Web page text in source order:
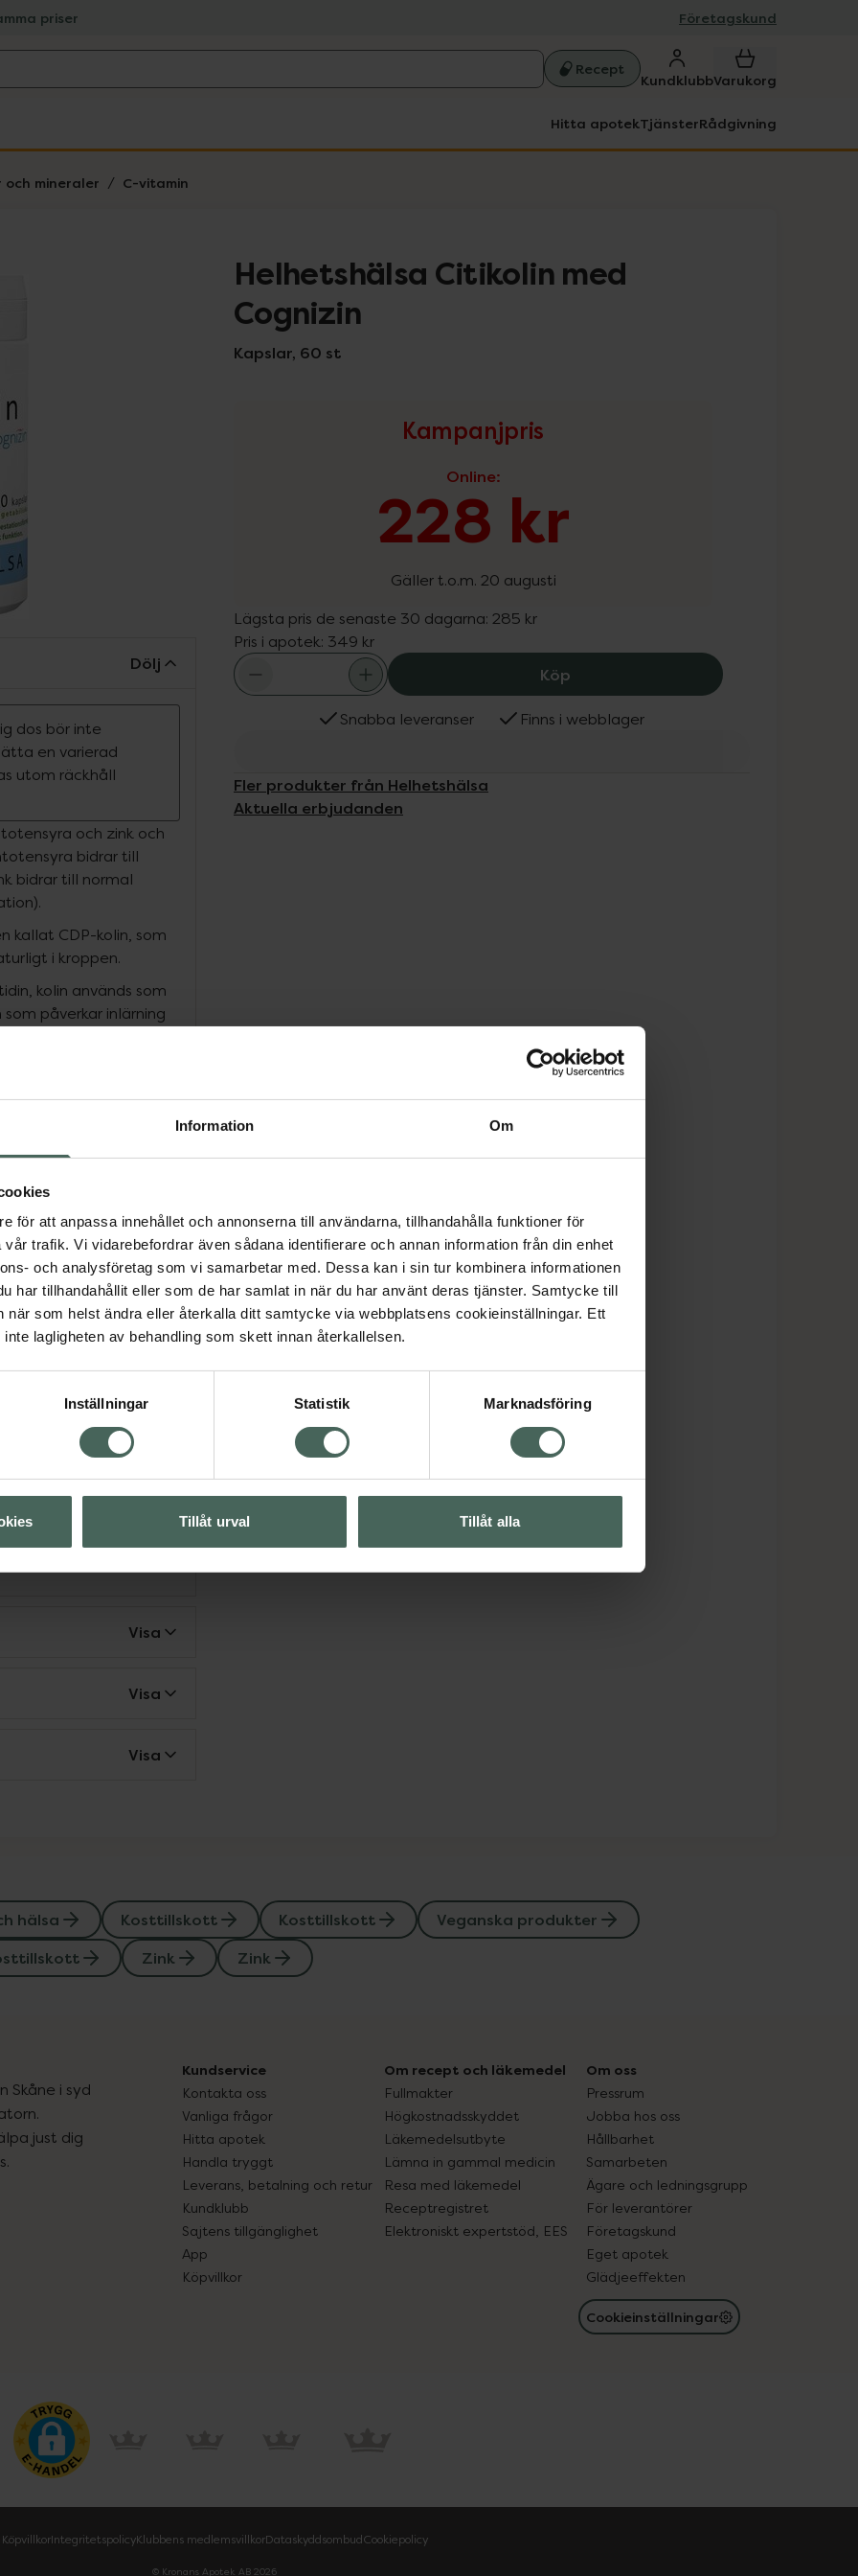
Information Om
för att anpassa innehållet och annonserna till användarna, tillhandahålla funktioner för
trafik. Vi vidarebefordrar även sådana identifierare och annan information från din enhet
och analysföretag som vi samarbetar med. Dessa kan i sin tur kombinera informationen
har tillhandahållit eller som de har samlat in när du har använt deras tjänster. Samtycke till
när som helst ändra eller återkalla ditt samtycke via webbplatsens cookieinställningar. Ett
lagligheten av behandling som skett innan återkallelsen.
Inställningar Statistik Marknadsföring
Tillåt urval Tillåt alla
priser Företagskund
Recept
KundklubbVarukorg
Hitta apotekTjänsterRådgivning
och mineraler C-vitamin
Helhetshälsa Citikolin med
Cognizin
Kapslar, 60 st
Kampanjpris
Online:
228 kr
Gäller t.o.m. 20 augusti
Lägsta pris de senaste 30 dagarna: 285 kr
Pris i apotek: 349 kr
Köp Helhetshälsa Citikolin med Cognizin,
Snabba leveranser Finns i webblager
Fler produkter från Helhetshälsa
Aktuella erbjudanden
Dölj
dos bör inte
en varierad
utom räckhåll
och zink och
bidrar till
bidrar till normal
kallat CDP-kolin, som
i kroppen.
kolin används som
påverkar inlärning
som bidrar till
som bidrar till normal
och C-vitamin.
till normal mental
vitamin bidrar
och
(som minne och
av KYOWA
små barn.
en hälsosam livsstil.
Visa
Visa
Visa
hälsa Kosttillskott Kosttillskott
Veganska produkter
Zink Zink
Skåne i syd
just dig
Kundservice
Kontakta oss
Vanliga frågor
Hitta apotek
Handla tryggt
Leverans, betalning och retur
Kundklubb
Sajtens tillgänglighet
App
Köpvillkor
Om recept och läkemedel
Fullmakter
Högkostnadsskyddet
Läkemedelsutbyte
Lämna in gammal medicin
Resa med läkemedel
Receptregistret
Elektroniskt expertstöd, EES
Om oss
Pressrum
Jobba hos oss
Hållbarhet
Samarbeten
Ägare och ledningsgrupp
För leverantörer
Företagskund
Eget apotek
Glädjeeffekten
Cookieinställningar
KöpvillkorIntegritetspolicyKlubbens medlemsvillkorDataskyddsombudCookiepolicy
© Kronans Apotek AB 2026